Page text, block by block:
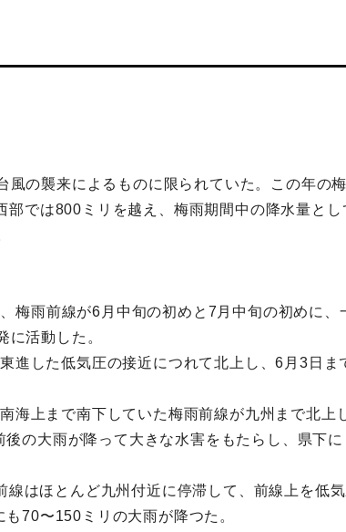
の襲来によるものに限られていた。この年の
では800ミリを越え、梅雨期間中の降水量と
梅雨前線が6月中旬の初めと7月中旬の初めに
活動した。
進した低気圧の接近につれて北上し、6月3日
海上まで南下していた梅雨前線が九州まで北上
の大雨が降って大きな水害をもたらし、県下
はほとんど九州付近に停滞して、前線上を低
70〜150ミリの大雨が降つた。